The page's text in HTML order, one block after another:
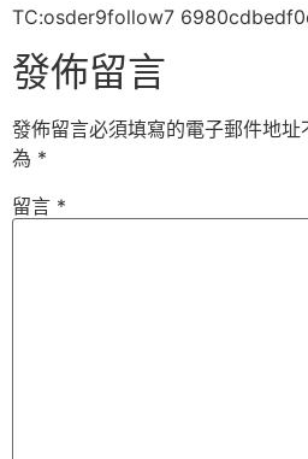
TC:osder9follow7
發佈留言
發佈留言必須填寫的電子郵件地址
為 *
留言 *